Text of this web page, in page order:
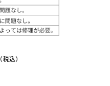
（税込）